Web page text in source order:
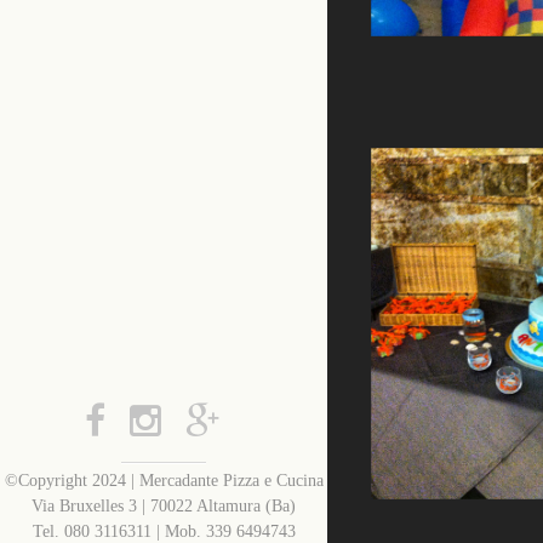
©Copyright 2024 | Mercadante Pizza e Cucina
Via Bruxelles 3 | 70022 Altamura (Ba)
Tel. 080 3116311 | Mob. 339 6494743